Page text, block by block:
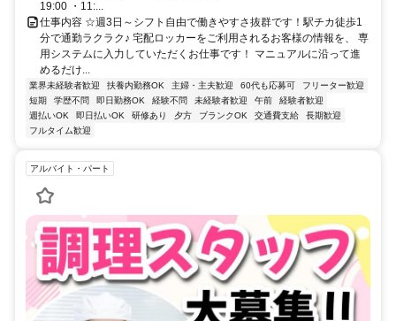
19:00 ・11:...
仕事内容 ☆週3日～シフト自由で働きやすさ抜群です！駅チカ徒歩1
分で通勤ラクラク♪ 宅配ロッカーをご利用されるお客様の情報を、 専
用システムに入力していただくお仕事です！ マニュアルに沿って進
めるだけ...
業界未経験者歓迎 扶養内勤務OK 主婦・主夫歓迎 60代も応募可
フリーター歓迎
短期
学歴不問 即日勤務OK 経験不問 未経験者歓迎 午前
経験者歓迎
週払いOK
即日払いOK 研修あり 夕方 ブランクOK 交通費支給
長期歓迎
フルタイム歓迎
アルバイト・パート